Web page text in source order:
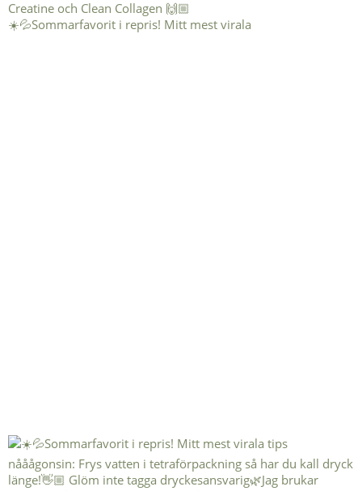
☀️💦Sommarfavorit i repris! Mitt mest virala